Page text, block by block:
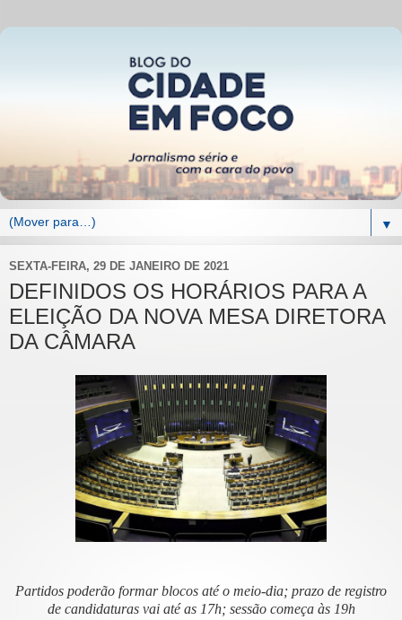
▼
SEXTA-FEIRA, 29 DE JANEIRO DE 2021
DEFINIDOS OS HORÁRIOS PARA A
ELEIÇÃO DA NOVA MESA DIRETORA
DA CÂMARA
Partidos poderão formar blocos até o meio-dia; prazo de registro
de candidaturas vai até as 17h; sessão começa às 19h